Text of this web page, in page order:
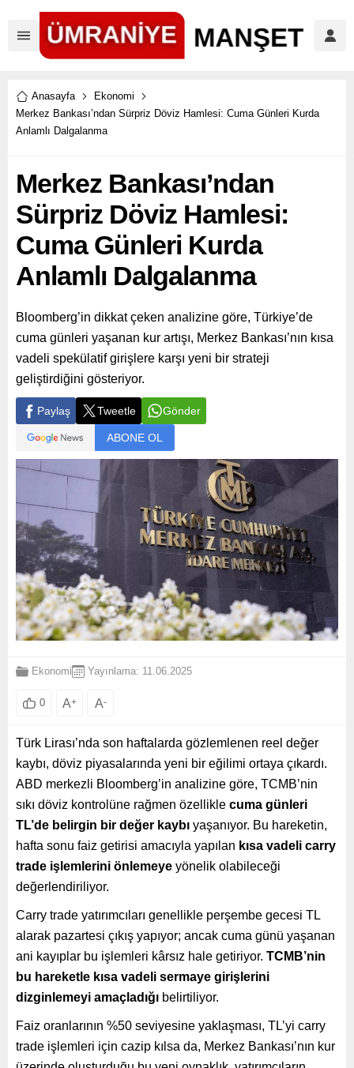
Anasayfa
Ekonomi
Merkez Bankası’ndan Sürpriz Döviz Hamlesi: Cuma Günleri Kurda
Anlamlı Dalgalanma
Merkez Bankası’ndan
Sürpriz Döviz Hamlesi:
Cuma Günleri Kurda
Anlamlı Dalgalanma
Bloomberg’in dikkat çeken analizine göre, Türkiye’de
cuma günleri yaşanan kur artışı, Merkez Bankası’nın kısa
vadeli spekülatif girişlere karşı yeni bir strateji
geliştirdiğini gösteriyor.
Paylaş Tweetle Gönder
ABONE OL
Ekonomi Yayınlama: 11.06.2025
0 A+ A-
Türk Lirası’nda son haftalarda gözlemlenen reel değer
kaybı, döviz piyasalarında yeni bir eğilimi ortaya çıkardı.
ABD merkezli Bloomberg’in analizine göre, TCMB’nin
sıkı döviz kontrolüne rağmen özellikle cuma günleri
TL’de belirgin bir değer kaybı yaşanıyor. Bu hareketin,
hafta sonu faiz getirisi amacıyla yapılan kısa vadeli carry
trade işlemlerini önlemeye yönelik olabileceği
değerlendiriliyor.
Carry trade yatırımcıları genellikle perşembe gecesi TL
alarak pazartesi çıkış yapıyor; ancak cuma günü yaşanan
ani kayıplar bu işlemleri kârsız hale getiriyor. TCMB’nin
bu hareketle kısa vadeli sermaye girişlerini
dizginlemeyi amaçladığı belirtiliyor.
Faiz oranlarının %50 seviyesine yaklaşması, TL’yi carry
trade işlemleri için cazip kılsa da, Merkez Bankası’nın kur